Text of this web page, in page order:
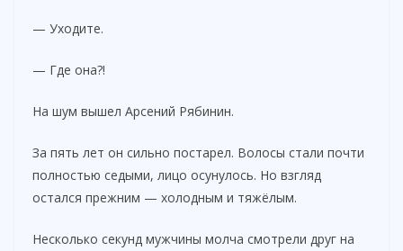
— Уходите.
— Где она?!
На шум вышел Арсений Рябинин.
За пять лет он сильно постарел. Волосы стали почти
полностью седыми, лицо осунулось. Но взгляд
остался прежним — холодным и тяжёлым.
Несколько секунд мужчины молча смотрели друг на